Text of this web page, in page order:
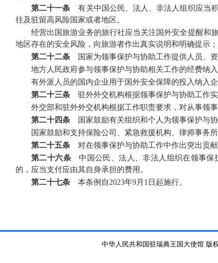
第二十一条 有关中国公民、法人、非法人组织应当
往及驻留高风险国家或者地区。
经营出国旅游业务的旅行社应当关注国外安全提醒和
地区存在的安全风险，向旅游者作出真实说明和明确提示
第二十二条 国家为领事保护与协助工作提供人员、
地方人民政府参与领事保护与协助相关工作的经费纳
有外派人员的国内企业用于国外安全保障的投入纳入
第二十三条 驻外外交机构根据领事保护与协助工作
外交部和驻外外交机构根据工作职责要求，对从事领
第二十四条 国家鼓励有关组织和个人为领事保护与
国家鼓励和支持保险公司、紧急救援机构、律师事务
第二十五条 对在领事保护与协助工作中作出突出贡
第二十六条中国公民、法人、非法人组织在领事保
的，应当支付应由其自身承担的费用。
第二十七条 本条例自2023年9月1日起施行。
中华人民共和国驻瑞典王国大使馆 版